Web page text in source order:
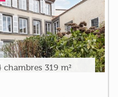
319 m²